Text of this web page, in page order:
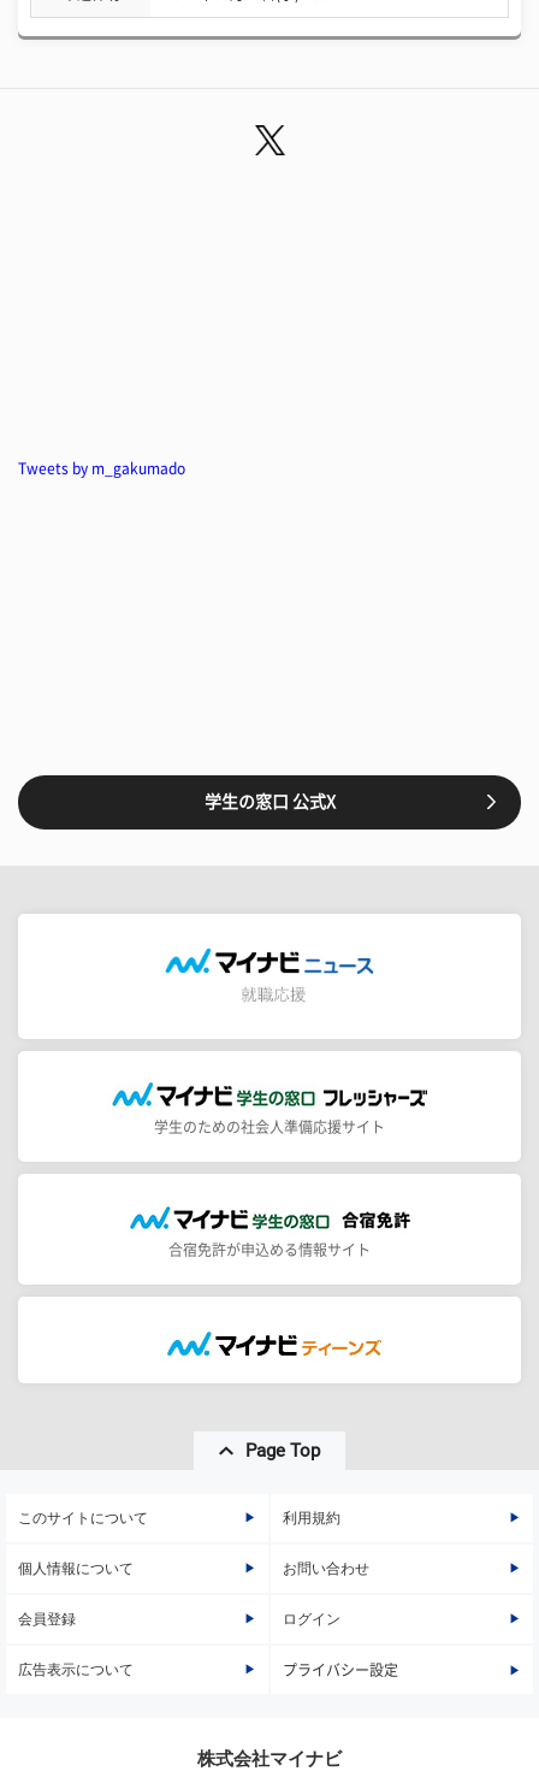
Tweets by m_gakumado
学生の窓口 公式X
学生のための社会人準備応援サイト
合宿免許が申込める情報サイト
Page Top
このサイトについて 利用規約
個人情報について お問い合わせ
会員登録 ログイン
広告表示について プライバシー設定
株式会社マイナビ